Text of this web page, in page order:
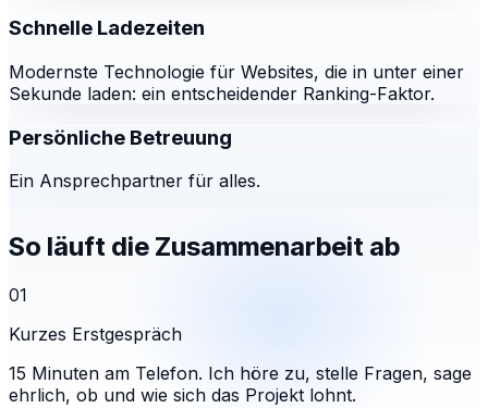
Schnelle Ladezeiten
Modernste Technologie für Websites, die in unter einer
Sekunde laden: ein entscheidender Ranking-Faktor.
Persönliche Betreuung
Ein Ansprechpartner für alles.
So läuft die Zusammenarbeit ab
01
Kurzes Erstgespräch
15 Minuten am Telefon. Ich höre zu, stelle Fragen, sage
ehrlich, ob und wie sich das Projekt lohnt.